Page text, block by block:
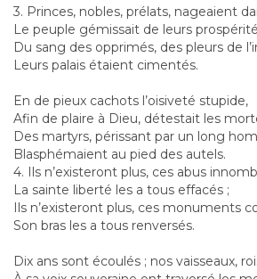
3. Princes, nobles, prélats, nageaient
Le peuple gémissait de leurs
Du sang des opprimés, des pleurs de
Leurs palais étaient cimentés.
En de pieux cachots l’oisiveté stupide,
Afin de plaire à Dieu, détestait les
Des martyrs, périssant par un long
Blasphémaient au pied des autels.
4. Ils n’existeront plus, ces abus
La sainte liberté les a tous effacés ;
Ils n’existeront plus, ces monuments
Son bras les a tous renversés.
Dix ans sont écoulés ; nos vaisseaux,